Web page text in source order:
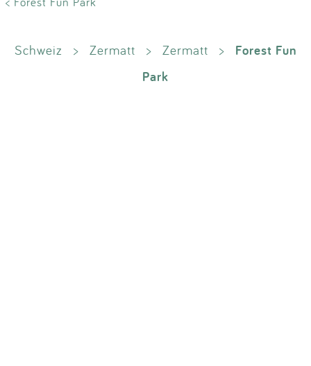
Schweiz > Zermatt > Zermatt >
Forest Fun
Park